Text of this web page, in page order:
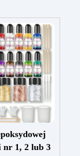
nr 1, 2 lub 3